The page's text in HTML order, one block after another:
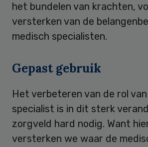
het bundelen van krachten,
versterken van de
medisch specialisten.
Gepast gebruik
Het verbeteren van de rol
specialist is in dit sterk
zorgveld hard nodig. Want
versterken we waar de